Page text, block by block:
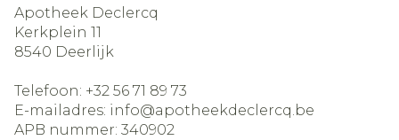
Apotheek Declercq
Kerkplein 11
8540 Deerlijk
Telefoon: +32 56 71 89 73
E-mailadres: info@apotheekdeclercq.be
APB nummer: 340902